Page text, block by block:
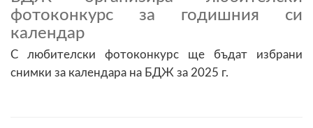
фотоконкурс за годишния си
календар
С любителски фотоконкурс ще бъдат избрани
снимки за календара на БДЖ за 2025 г.